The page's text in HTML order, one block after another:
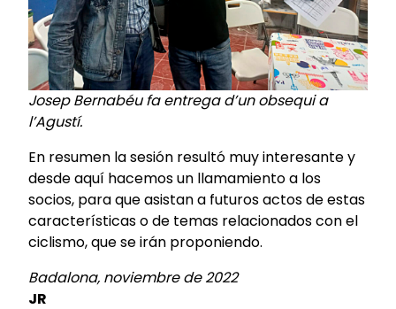
Josep Bernabéu fa entrega d’un obsequi a
l’Agustí.
En resumen la sesión resultó muy interesante y
desde aquí hacemos un llamamiento a los
socios, para que asistan a futuros actos de estas
características o de temas relacionados con el
ciclismo, que se irán proponiendo.
Badalona, noviembre de 2022
JR